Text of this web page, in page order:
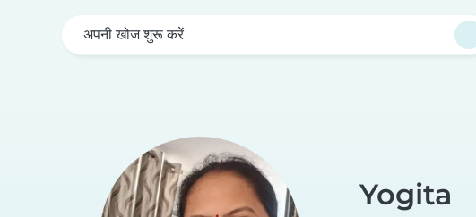
अपनी खोज शुरू करें
Yogita